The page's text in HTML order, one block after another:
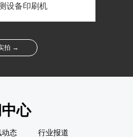
设备印刷机
拍 →
心
动态 行业报道